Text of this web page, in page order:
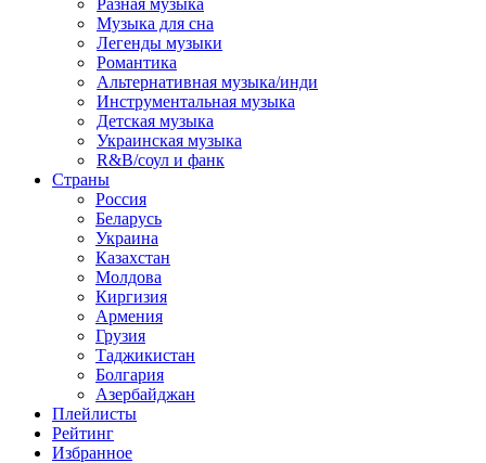
Разная музыка
Музыка для сна
Легенды музыки
Романтика
Альтернативная музыка/инди
Инструментальная музыка
Детская музыка
Украинская музыка
R&B/cоул и фанк
Страны
Россия
Беларусь
Украина
Казахстан
Молдова
Киргизия
Армения
Грузия
Таджикистан
Болгария
Азербайджан
Плейлисты
Рейтинг
Избранное